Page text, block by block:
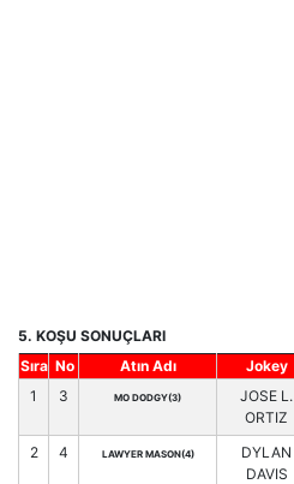
5. KOŞU SONUÇLARI
Sıra No Atın Adı Jokey
1
3 MO DODGY(3)
JOSE L.
ORTIZ
2 4 LAWYER MASON(4)
DYLAN
DAVIS